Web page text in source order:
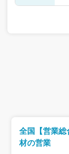
全国【営業
材の営業